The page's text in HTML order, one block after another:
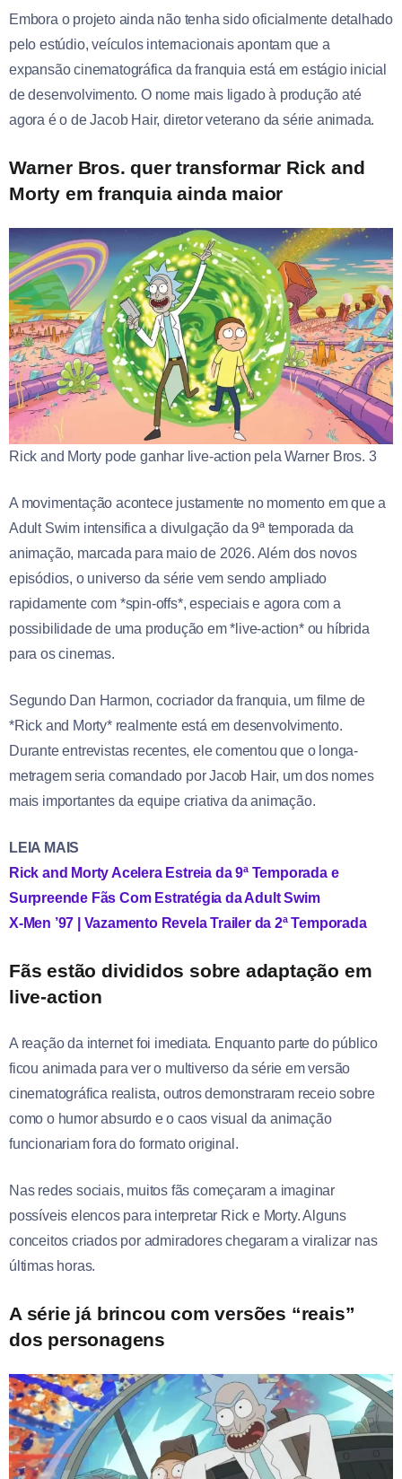
Embora o projeto ainda não tenha sido oficialmente detalhado
pelo estúdio, veículos internacionais apontam que a
expansão cinematográfica da franquia está em estágio inicial
de desenvolvimento. O nome mais ligado à produção até
agora é o de Jacob Hair, diretor veterano da série animada.
Warner Bros. quer transformar Rick and
Morty em franquia ainda maior
Rick and Morty pode ganhar live-action pela Warner Bros. 3
A movimentação acontece justamente no momento em que a
Adult Swim intensifica a divulgação da 9ª temporada da
animação, marcada para maio de 2026. Além dos novos
episódios, o universo da série vem sendo ampliado
rapidamente com *spin-offs*, especiais e agora com a
possibilidade de uma produção em *live-action* ou híbrida
para os cinemas.
Segundo Dan Harmon, cocriador da franquia, um filme de
*Rick and Morty* realmente está em desenvolvimento.
Durante entrevistas recentes, ele comentou que o longa-
metragem seria comandado por Jacob Hair, um dos nomes
mais importantes da equipe criativa da animação.
LEIA MAIS
Rick and Morty Acelera Estreia da 9ª Temporada e
Surpreende Fãs Com Estratégia da Adult Swim
X-Men ’97 | Vazamento Revela Trailer da 2ª Temporada
Fãs estão divididos sobre adaptação em
live-action
A reação da internet foi imediata. Enquanto parte do público
ficou animada para ver o multiverso da série em versão
cinematográfica realista, outros demonstraram receio sobre
como o humor absurdo e o caos visual da animação
funcionariam fora do formato original.
Nas redes sociais, muitos fãs começaram a imaginar
possíveis elencos para interpretar Rick e Morty. Alguns
conceitos criados por admiradores chegaram a viralizar nas
últimas horas.
A série já brincou com versões “reais”
dos personagens